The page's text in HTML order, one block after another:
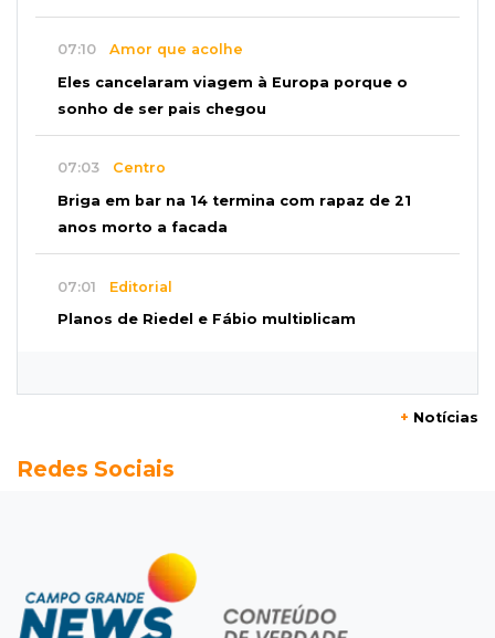
07:10 Amor que acolhe
Eles cancelaram viagem à Europa porque o
sonho de ser pais chegou
07:03 Centro
Briga em bar na 14 termina com rapaz de 21
anos morto a facada
07:01 Editorial
Planos de Riedel e Fábio multiplicam
homenagem aos pais
Resumão
Fluminense segura Botafogo no clássico e
Coritiba bate a Chapecoense
+ Notícias
Redes Sociais